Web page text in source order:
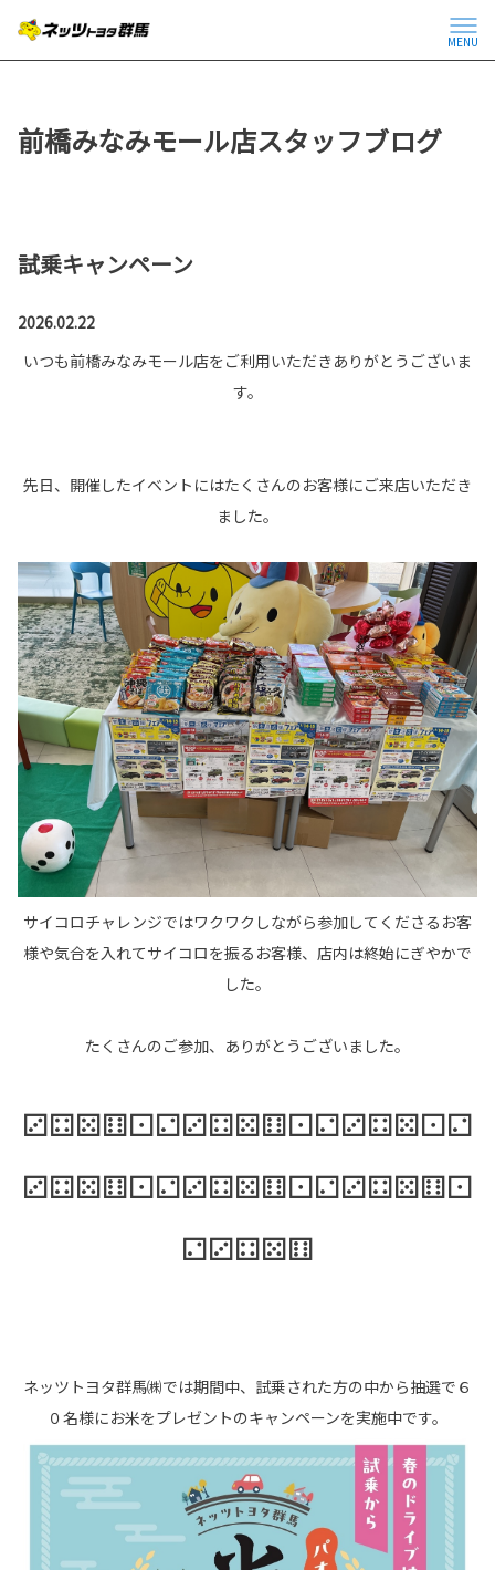
MENU
前橋みなみモール店スタッフブログ
試乗キャンペーン
2026.02.22
いつも前橋みなみモール店をご利用いただきありがとうございま
す。
先日、開催したイベントにはたくさんのお客様にご来店いただき
ました。
サイコロチャレンジではワクワクしながら参加してくださるお客
様や気合を入れてサイコロを振るお客様、店内は終始にぎやかで
した。
たくさんのご参加、ありがとうございました。
⚂⚃⚄⚅⚀⚁⚂⚃⚄⚅⚀⚁⚂⚃⚄⚀⚁
⚂⚃⚄⚅⚀⚁⚂⚃⚄⚅⚀⚁⚂⚃⚄⚅⚀
⚁⚂⚃⚄⚅
ネッツトヨタ群馬㈱では期間中、試乗された方の中から抽選で６
０名様にお米をプレゼントのキャンペーンを実施中です。